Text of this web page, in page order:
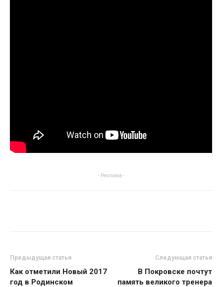
- Реклама -
Предыдущая статья
Как отметили Новый 2017
год в Родинском
Следующая статья
В Покровске почтут
память великого тренера